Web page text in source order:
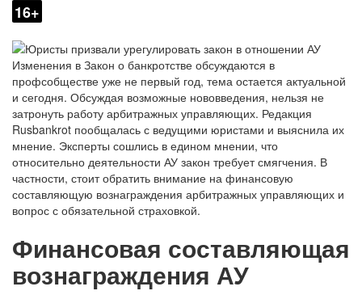
16+
Изменения в Закон о банкротстве обсуждаются в
профсобществе уже не первый год, тема остается актуальной
и сегодня. Обсуждая возможные нововведения, нельзя не
затронуть работу арбитражных управляющих. Редакция
Rusbankrot пообщалась с ведущими юристами и выяснила их
мнение. Эксперты сошлись в едином мнении, что
относительно деятельности АУ закон требует смягчения. В
частности, стоит обратить внимание на финансовую
составляющую вознаграждения арбитражных управляющих и
вопрос с обязательной страховкой.
Финансовая составляющая
вознаграждения АУ